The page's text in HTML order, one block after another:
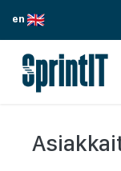
en